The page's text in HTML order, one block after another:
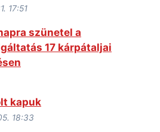
17:51
szünetel a
17 kárpátaljai
kapuk
18:33